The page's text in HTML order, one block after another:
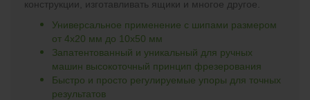
конструкции, изготавливать ящики и многое другое.
Универсальное применение с шипами размером
от 4x20 мм до 10x50 мм
Запатентованный и уникальный для ручных
машин высокоточный принцип фрезерования
Быстро и просто регулируемые упоры для точных
результатов